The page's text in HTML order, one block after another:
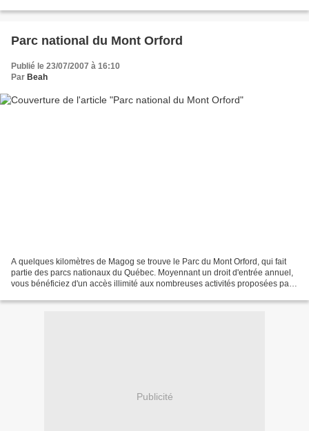
Parc national du Mont Orford
Publié le 23/07/2007 à 16:10
Par Beah
A quelques kilomètres de Magog se trouve le Parc du Mont Orford, qui fait
partie des parcs nationaux du Québec. Moyennant un droit d'entrée annuel,
vous bénéficiez d'un accès illimité aux nombreuses activités proposées par
Publicité